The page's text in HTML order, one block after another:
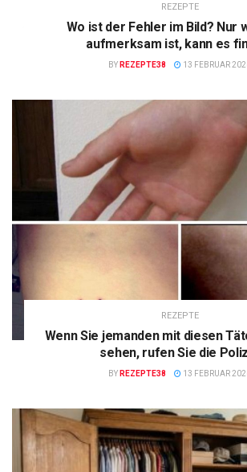
REZEPTE
Wo ist der Fehler im Bild? Nur
aufmerksam ist, kann es
BY REZEPTE38 13 FEBRUAR
REZEPTE
Wenn Sie jemanden mit diesen
sehen, rufen Sie die
BY REZEPTE38 13 FEBRUAR